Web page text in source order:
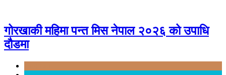
गोरखाकी महिमा पन्त मिस नेपाल २०२६ को उपाधि
दौडमा